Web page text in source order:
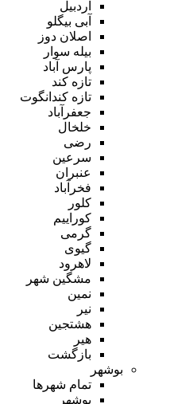
اردبیل
آبی بیگلو
اصلان دوز
بیله سوار
پارس آباد
تازه کند
تازه کندانگوت
جعفرآباد
خلخال
رضی
سرعین
عنبران
فخرآباد
کلور
کوراییم
گرمی
گیوی
لاهرود
مشگین شهر
نمین
نیر
هشتجین
هیر
بازگشت
بوشهر
تمام شهر‌ها
بوشهر